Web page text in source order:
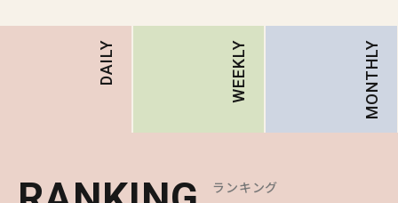
DAILY WEEKLY MONTHLY
ランキング
ランキング
ランキング